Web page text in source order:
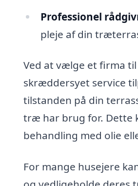
Professionel
pleje af din
Ved at vælge et firma
skræddersyet service
tilstanden på din
træ har brug for. Dette
behandling med olie
For mange husejere